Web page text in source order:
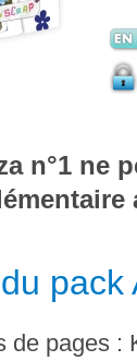
n°1 ne
pack
de pages :